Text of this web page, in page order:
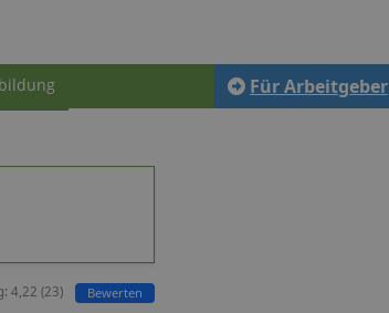
Für Arbeitgeber
4,22 (23) Bewerten